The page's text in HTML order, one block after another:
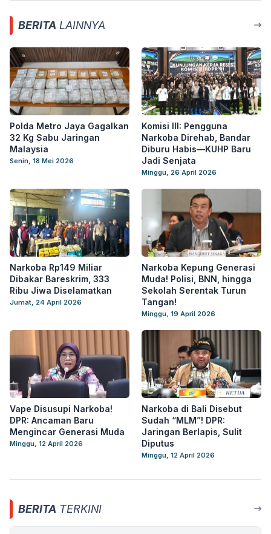
BERITA LAINNYA
Polda Metro Jaya Gagalkan
32 Kg Sabu Jaringan
Malaysia
Senin, 18 Mei 2026
Komisi III: Pengguna
Narkoba Direhab, Bandar
Diburu Habis—KUHP Baru
Jadi Senjata
Minggu, 26 April 2026
Narkoba Rp149 Miliar
Dibakar Bareskrim, 333
Ribu Jiwa Diselamatkan
Jumat, 24 April 2026
Narkoba Kepung Generasi
Muda! Polisi, BNN, hingga
Sekolah Serentak Turun
Tangan!
Minggu, 19 April 2026
Vape Disusupi Narkoba!
DPR: Ancaman Baru
Mengincar Generasi Muda
Minggu, 12 April 2026
Narkoba di Bali Disebut
Sudah “MLM”! DPR:
Jaringan Berlapis, Sulit
Diputus
Minggu, 12 April 2026
BERITA TERKINI